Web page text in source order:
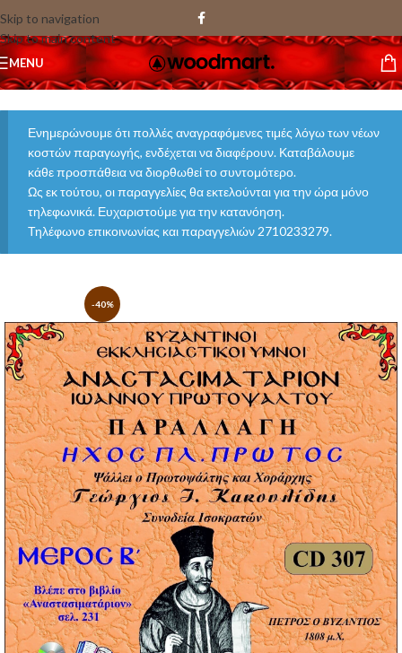
Skip to navigation
Skip to main content
MENU
Ενημερώνουμε ότι πολλές αναγραφόμενες τιμές λόγω των νέων
κοστών παραγωγής, ενδέχεται να διαφέρουν. Καταβάλουμε
κάθε προσπάθεια να διορθωθεί το συντομότερο.
Ως εκ τούτου, οι παραγγελίες θα εκτελούνται για την ώρα μόνο
τηλεφωνικά. Ευχαριστούμε για την κατανόηση.
Τηλέφωνο επικοινωνίας και παραγγελιών 2710233279.
-40%